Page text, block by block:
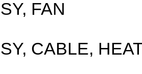
FAN
CABLE,